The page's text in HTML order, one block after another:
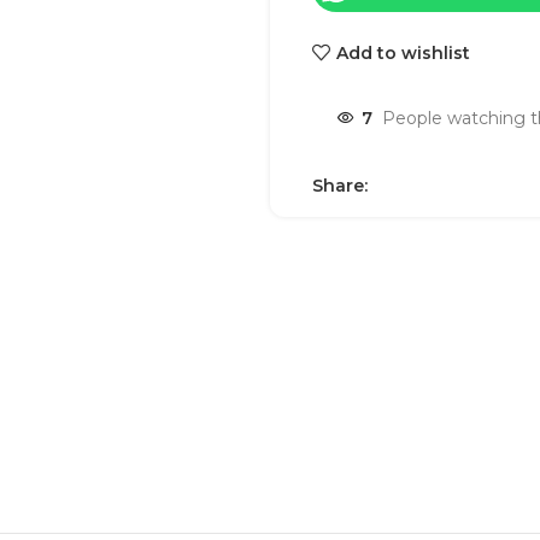
Add to wishlist
7 People watching
Share: